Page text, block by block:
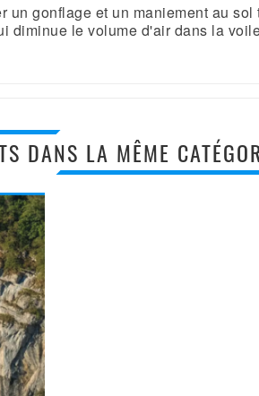
gonflage et un maniement au
diminue le volume d'air dans la
DANS LA MÊME